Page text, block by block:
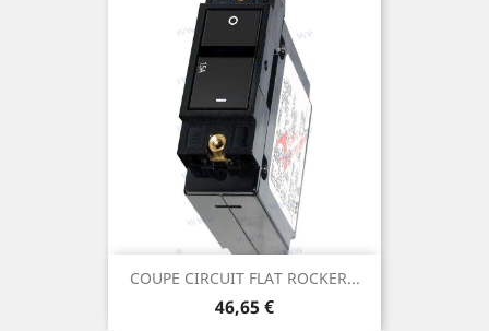
COUPE CIRCUIT FLAT ROCKER...
Prix
46,65 €